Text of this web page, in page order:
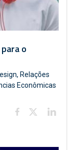
o
Relações
Econômicas